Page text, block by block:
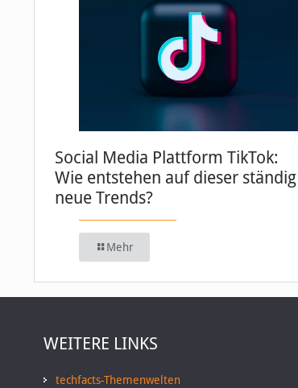
Social Media Plattform TikTok:
Wie entstehen auf dieser ständig
neue Trends?
Mehr
WEITERE LINKS
techfacts-Themenwelten